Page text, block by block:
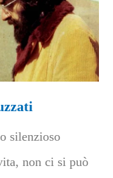
silenzioso
non ci si può